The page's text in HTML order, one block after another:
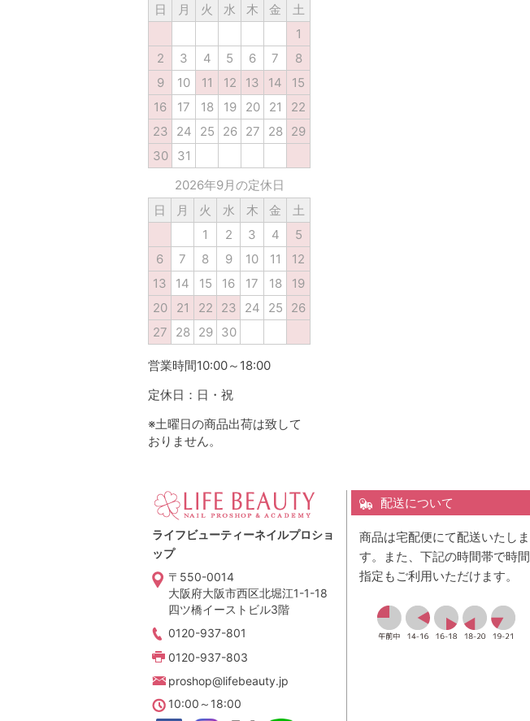
日
月 火 水 木 金
土
1
2
3 4 5 6 7
8
9
10 11 12 13 14
15
16
17 18 19 20 21
22
23
24 25 26 27 28
29
30
31
2026年9月の定休日
日
月 火 水 木 金
土
1
2 3 4
5
6
7 8 9 10 11
12
13
14 15 16 17 18
19
20
21 22 23 24 25
26
27
28 29 30
営業時間10:00～18:00
定休日：日・祝
※土曜日の商品出荷は致して
おりません。
ライフビューティーネイルプロショ
ップ
〒550-0014
大阪府大阪市西区北堀江1-1-18
四ツ橋イーストビル3階
0120-937-801
0120-937-803
proshop@lifebeauty.jp
10:00～18:00
配送について
商品は宅配便にて配送いたしま
す。また、下記の時間帯で時間
指定もご利用いただけます。